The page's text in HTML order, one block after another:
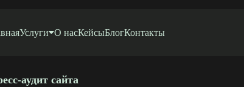
Услуги О насКейсыБлогКонтакты
аудит сайта